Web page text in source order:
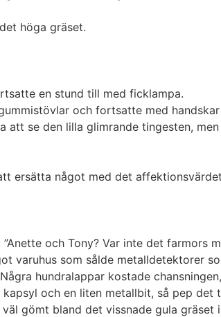
höga gräset.
en stund till med ficklampa.
och fortsatte med
se den lilla glimrande tingesten,
ersätta något med det
och Tony? Var inte det farmors
varuhus som sålde metalldetektorer
hundralappar kostade
och en liten metallbit, så pep
gömt bland det vissnade gula gräset